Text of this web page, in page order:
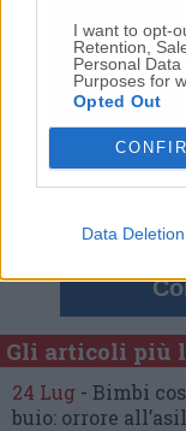
I want to opt-
Retention,
Personal
Purposes for
Opted Out
Data Deletion
Commenti
Nessun
Gli articoli più
24 Lug - Bimbi
buio: orrore